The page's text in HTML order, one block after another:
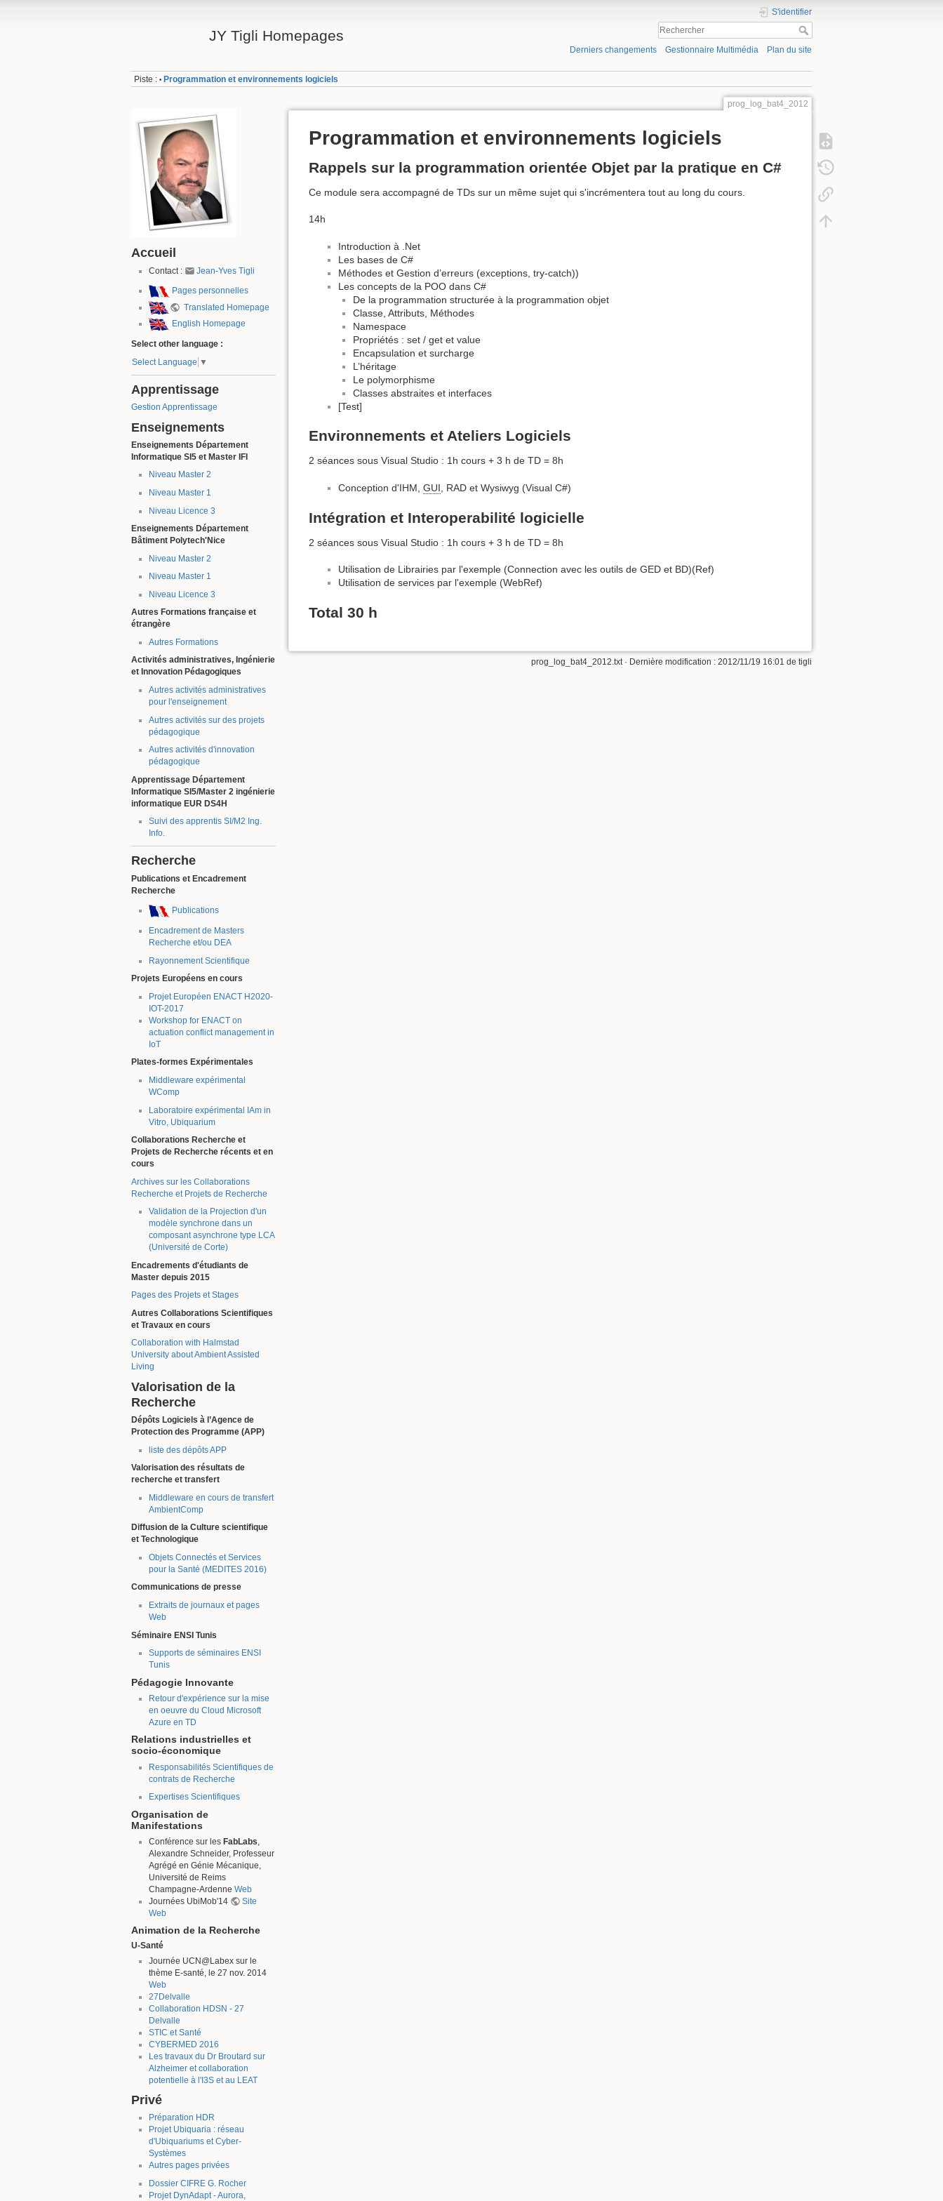
JY Tigli Homepages
S'identifier
Derniers changements Gestionnaire Multimédia Plan du site
Piste : • Programmation et environnements logiciels
Accueil
Contact : Jean-Yves Tigli
Pages personnelles
Translated Homepage
English Homepage
Select other language :
Select Language ▼
Apprentissage
Gestion Apprentissage
Enseignements
Enseignements Département
Informatique SI5 et Master IFI
Niveau Master 2
Niveau Master 1
Niveau Licence 3
Enseignements Département
Bâtiment Polytech'Nice
Niveau Master 2
Niveau Master 1
Niveau Licence 3
Autres Formations française et
étrangère
Autres Formations
Activités administratives, Ingénierie
et Innovation Pédagogiques
Autres activités administratives
pour l'enseignement
Autres activités sur des projets
pédagogique
Autres activités d'innovation
pédagogique
Apprentissage Département
Informatique SI5/Master 2 ingénierie
informatique EUR DS4H
Suivi des apprentis SI/M2 Ing.
Info.
Recherche
Publications et Encadrement
Recherche
Publications
Encadrement de Masters
Recherche et/ou DEA
Rayonnement Scientifique
Projets Européens en cours
Projet Européen ENACT H2020-
IOT-2017
Workshop for ENACT on
actuation conflict management in
IoT
Plates-formes Expérimentales
Middleware expérimental
WComp
Laboratoire expérimental IAm in
Vitro, Ubiquarium
Collaborations Recherche et
Projets de Recherche récents et en
cours
Archives sur les Collaborations
Recherche et Projets de Recherche
Validation de la Projection d'un
modèle synchrone dans un
composant asynchrone type LCA
(Université de Corte)
Encadrements d'étudiants de
Master depuis 2015
Pages des Projets et Stages
Autres Collaborations Scientifiques
et Travaux en cours
Collaboration with Halmstad
University about Ambient Assisted
Living
Valorisation de la
Recherche
Dépôts Logiciels à l’Agence de
Protection des Programme (APP)
liste des dépôts APP
Valorisation des résultats de
recherche et transfert
Middleware en cours de transfert
AmbientComp
Diffusion de la Culture scientifique
et Technologique
Objets Connectés et Services
pour la Santé (MEDITES 2016)
Communications de presse
Extraits de journaux et pages
Web
Séminaire ENSI Tunis
Supports de séminaires ENSI
Tunis
Pédagogie Innovante
Retour d'expérience sur la mise
en oeuvre du Cloud Microsoft
Azure en TD
Relations industrielles et
socio-économique
Responsabilités Scientifiques de
contrats de Recherche
Expertises Scientifiques
Organisation de
Manifestations
Conférence sur les FabLabs
Alexandre Schneider, Professeur
Agrégé en Génie Mécanique,
Université de Reims
Champagne-Ardenne Web
Journées UbiMob'14
Site
Web
Animation de la Recherche
U-Santé
Journée UCN@Labex sur le
thème E-santé, le 27 nov. 2014
Web
27Delvalle
Collaboration HDSN - 27
Delvalle
STIC et Santé
CYBERMED 2016
Les travaux du Dr Broutard sur
Alzheimer et collaboration
potentielle à l'I3S et au LEAT
Privé
Préparation HDR
Projet Ubiquaria : réseau
d'Ubiquariums et Cyber-
Systèmes
Autres pages privées
Dossier CIFRE G. Rocher
Projet DynAdapt - Aurora,
prog_log_bat4_2012
Programmation et environnements logiciels
Rappels sur la programmation orientée Objet par la pratique en C#
Ce module sera accompagné de TDs sur un même sujet qui s'incrémentera tout au long du cours.
14h
Introduction à .Net
Les bases de C#
Méthodes et Gestion d’erreurs (exceptions, try-catch))
Les concepts de la POO dans C#
De la programmation structurée à la programmation objet
Classe, Attributs, Méthodes
Namespace
Propriétés : set / get et value
Encapsulation et surcharge
L’héritage
Le polymorphisme
Classes abstraites et interfaces
[Test]
Environnements et Ateliers Logiciels
2 séances sous Visual Studio : 1h cours + 3 h de TD = 8h
Conception d'IHM, GUI , RAD et Wysiwyg (Visual C#)
Intégration et Interoperabilité logicielle
2 séances sous Visual Studio : 1h cours + 3 h de TD = 8h
Utilisation de Librairies par l'exemple (Connection avec les outils de GED et BD)(Ref)
Utilisation de services par l'exemple (WebRef)
Total 30 h
prog_log_bat4_2012.txt · Dernière modification : 2012/11/19 16:01 de tigli